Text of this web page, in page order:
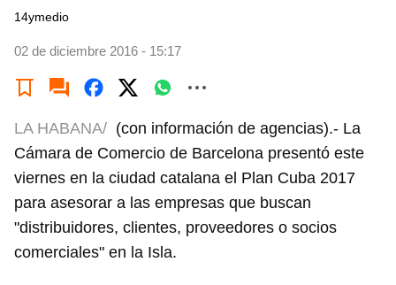
14ymedio
02 de diciembre 2016 - 15:17
LA HABANA/ (con información de agencias).- La
Cámara de Comercio de Barcelona presentó este
viernes en la ciudad catalana el Plan Cuba 2017
para asesorar a las empresas que buscan
"distribuidores, clientes, proveedores o socios
comerciales" en la Isla.